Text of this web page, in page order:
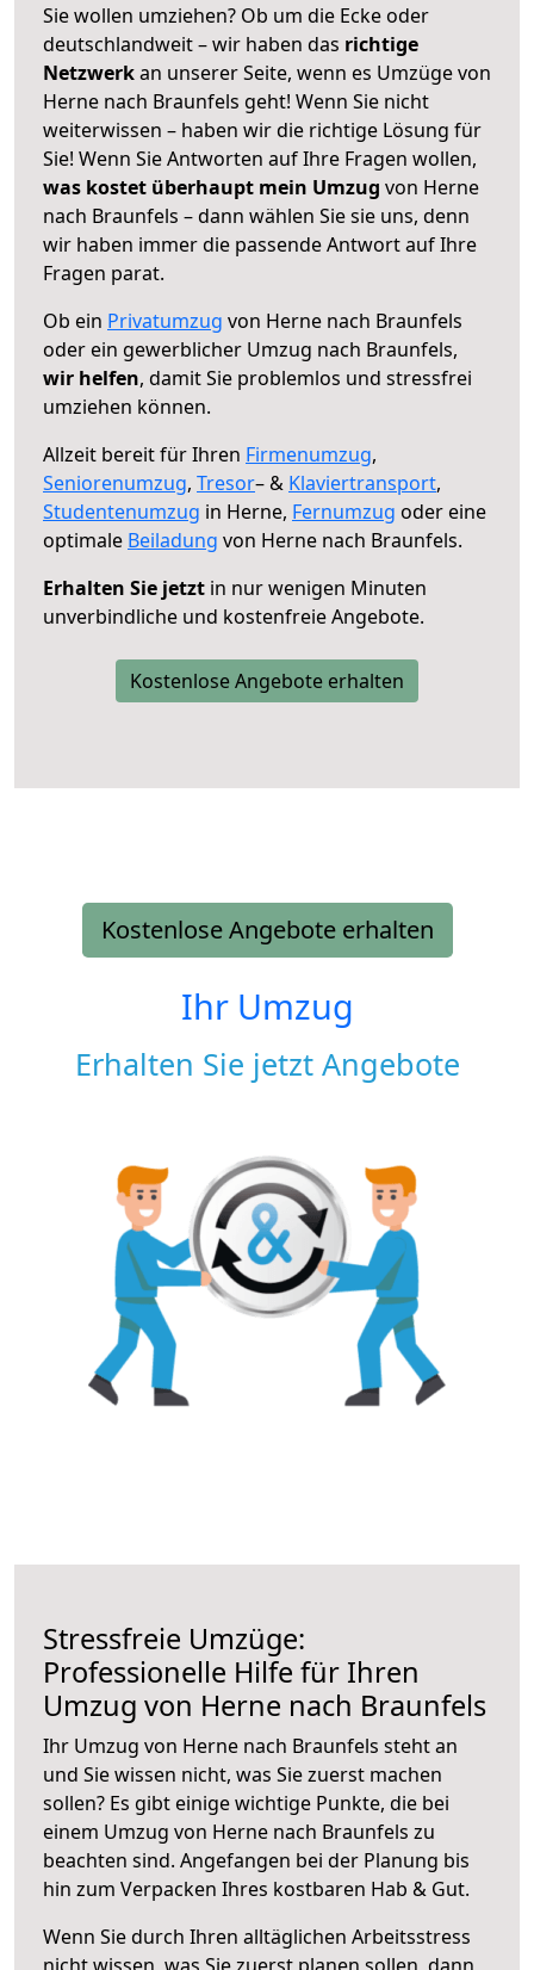
Sie wollen umziehen? Ob um die Ecke oder
deutschlandweit – wir haben das richtige
Netzwerkan unserer Seite, wenn es Umzüge von
Herne nach Braunfels geht! Wenn Sie nicht
weiterwissen – haben wir die richtige Lösung für
Sie! Wenn Sie Antworten auf Ihre Fragen wollen,
was kostet überhaupt mein Umzug von Herne
nach Braunfels – dann wählen Sie sie uns, denn
wir haben immer die passende Antwort auf Ihre
Fragen parat.
Ob ein Privatumzug von Herne nach Braunfels
oder ein gewerblicher Umzug nach Braunfels,
wir helfen, damit Sie problemlos und stressfrei
umziehen können.
Allzeit bereit für Ihren Firmenumzug,
Seniorenumzug, Tresor– & Klaviertransport,
Studentenumzug in Herne, Fernumzug oder eine
optimale Beiladung von Herne nach Braunfels.
Erhalten Sie jetzt in nur wenigen Minuten
unverbindliche und kostenfreie Angebote.
Kostenlose Angebote erhalten
Kostenlose Angebote erhalten
Ihr Umzug
Erhalten Sie jetzt Angebote
Stressfreie Umzüge:
Professionelle Hilfe für Ihren
Umzug von Herne nach Braunfels
Ihr Umzug von Herne nach Braunfels steht an
und Sie wissen nicht, was Sie zuerst machen
sollen? Es gibt einige wichtige Punkte, die bei
einem Umzug von Herne nach Braunfels zu
beachten sind. Angefangen bei der Planung bis
hin zum Verpacken Ihres kostbaren Hab & Gut.
Wenn Sie durch Ihren alltäglichen Arbeitsstress